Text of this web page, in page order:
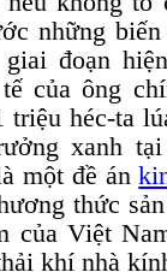
những
đoạn
của ông
triệu héc-ta
xanh
một đề án
thức
của Việt
khí nhà